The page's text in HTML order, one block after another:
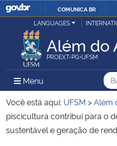
IR
O
COMUNICA BR
Ministério da Justiça e Segurança
Ministério da Defesa
Ministério das Relações Exteriores
Ministério da Economia
LANGUAGES
Além do
PROEXT-PG•UFSM
Menu Menu Principal do
Você está aqui: UFSM >Além
piscicultura contribui para o
sustentável e geração de